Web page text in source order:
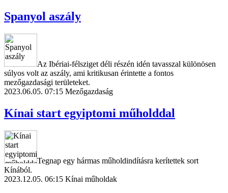
Spanyol aszály
Az Ibériai-félsziget déli részén idén tavasszal különösen
súlyos volt az aszály, ami kritikusan érintette a fontos
mezőgazdasági területeket.
2023.06.05. 07:15 Mezőgazdaság
Kínai start egyiptomi műholddal
Tegnap egy hármas műholdindításra kerítettek sort
Kínából.
2023.12.05. 06:15 Kínai műholdak